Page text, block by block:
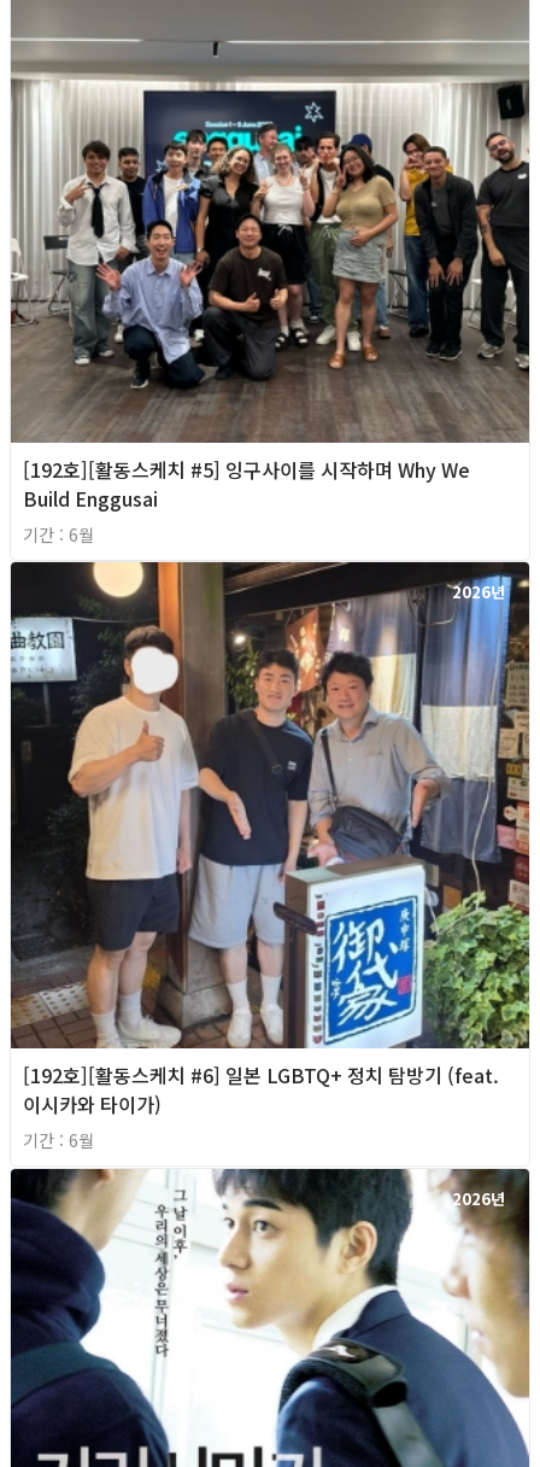
[192호][활동스케치 #5] 잉구사이를 시작하며 Why We
Build Enggusai
기간 : 6월
2026년
[192호][활동스케치 #6] 일본 LGBTQ+ 정치 탐방기 (feat.
이시카와 타이가)
기간 : 6월
2026년